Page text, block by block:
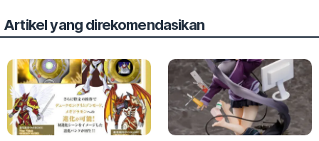
Artikel yang direkomendasikan